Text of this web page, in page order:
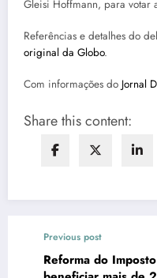
Gleisi Hoffmann, para votar
Referências e detalhes do
original da Globo.
Com informações do Jornal
Share this content:
Previous post
Reforma do